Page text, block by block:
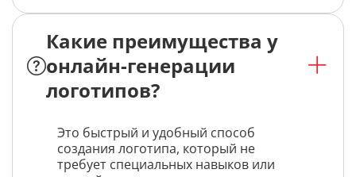
Какие преимущества у
онлайн-генерации
логотипов?
Это быстрый и удобный способ
создания логотипа, который не
требует специальных навыков или